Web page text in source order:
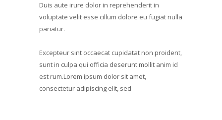
Duis aute irure dolor in reprehenderit in
voluptate velit esse cillum dolore eu fugiat nulla
pariatur.
Excepteur sint occaecat cupidatat non proident,
sunt in culpa qui officia deserunt mollit anim id
est rum.Lorem ipsum dolor sit amet,
consectetur adipiscing elit, sed